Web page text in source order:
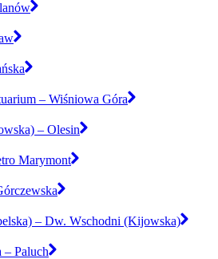
– Wiśniowa Góra
– Olesin
Marymont
– Dw. Wschodni (Kijowska)
Paluch